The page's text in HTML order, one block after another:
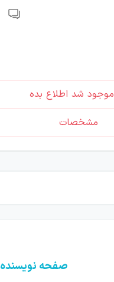
موجود شد اطلاع بده
مشخصات
صفحه نویسنده